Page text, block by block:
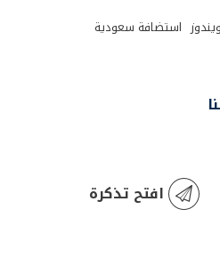
استضافة سعودية
افتح تذكرة